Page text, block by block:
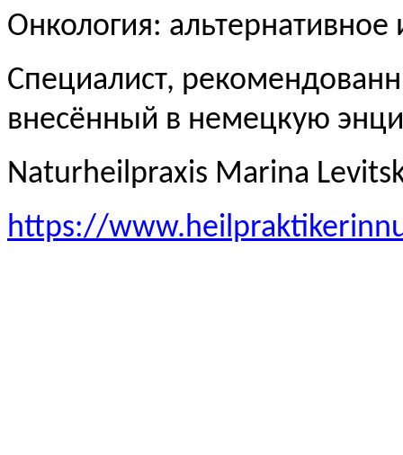
Онкология:
Специалист,
внесённый в немецкую
Naturheilpraxis Marina
https://